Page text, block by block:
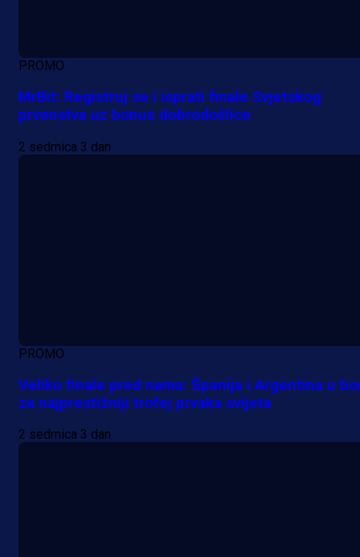
PROMO
MrBit: Registruj se i isprati finale Svjetskog
prvenstva uz bonus dobrodošlice
2 sedmica 3 dan
PROMO
Veliko finale pred nama: Španija i Argentina u
za najprestižniji trofej prvaka svijeta
2 sedmica 3 dan